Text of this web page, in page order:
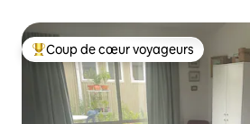
Coups de cœur voyageurs les plus
Coup de cœur voyageurs